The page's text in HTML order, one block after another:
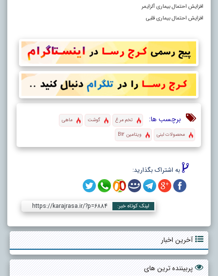
افزایش احتمال بیماری آلزایمر
افزایش احتمال بیماری قلبی
برچسب ها: تخم مرغ گوشت
ماهی
محصولات لبنی
ویتامین B12
به اشتراک بگذارید:
لینک کوتاه خبر: https://karajrasa.ir/?p=6884
آخرین اخبار
پربیننده ترین های